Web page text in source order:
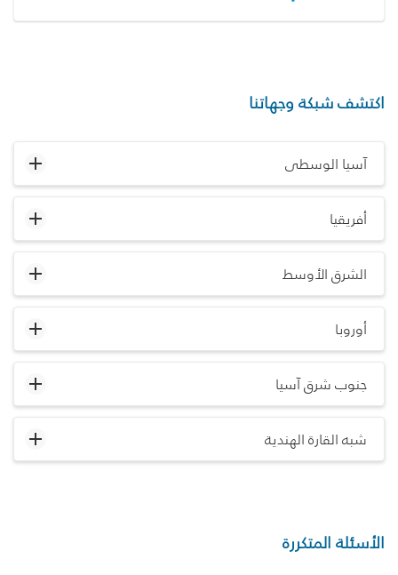
اكتشف شبكة وجهاتنا
آسيا الوسطى
أفريقيا
الشرق الأوسط
أوروبا
جنوب شرق آسيا
شبه القارة الهندية
الأسئلة المتكررة